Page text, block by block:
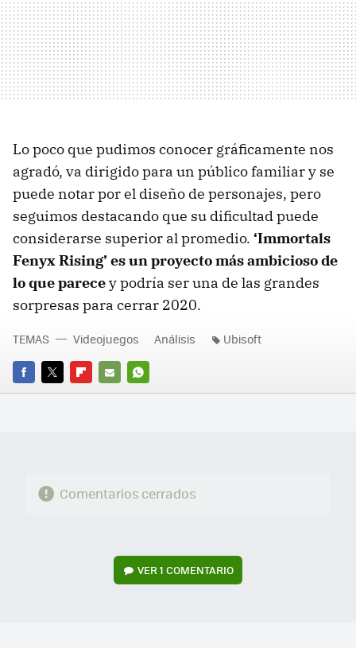
Lo poco que pudimos conocer gráficamente nos
agradó, va dirigido para un público familiar y se
puede notar por el diseño de personajes, pero
seguimos destacando que su dificultad puede
considerarse superior al promedio. ‘Immortals
Fenyx Rising’ es un proyecto más ambicioso de
lo que parecey podría ser una de las grandes
sorpresas para cerrar 2020.
FACEBOOK
TWITTERFLIPBOARD
E-
WHATSAPP
TEMAS Videojuegos Análisis Ubisoft
Comentarios cerrados
VER1 COMENTARIO